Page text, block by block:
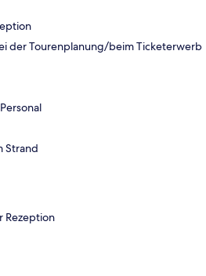
der Tourenplanung/beim Ticketerwerb
Strand
Rezeption